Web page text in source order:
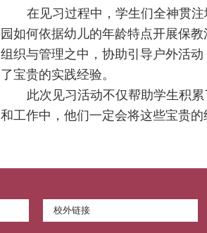
在见习过程中，学生们全神贯
园如何依据幼儿的年龄特点开展保
组织与管理之中，协助引导户外活
了宝贵的实践经验。
此次见习活动不仅帮助学生积
和工作中，他们一定会将这些宝贵
校外链接